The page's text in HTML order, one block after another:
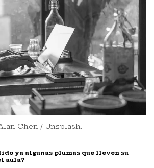
Chen / Unsplash.
ya algunas plumas que lleven su
aula?